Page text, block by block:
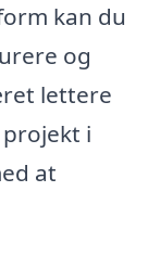
kan du
og
lettere
i
at